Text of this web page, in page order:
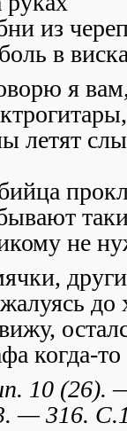
из
в
я
летят
не
когда-
10
— 316.